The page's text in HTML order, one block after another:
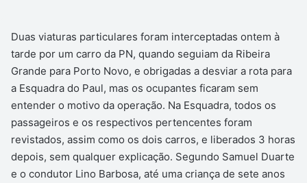
Duas viaturas particulares foram interceptadas ontem à
tarde por um carro da PN, quando seguiam da Ribeira
Grande para Porto Novo, e obrigadas a desviar a rota para
a Esquadra do Paul, mas os ocupantes ficaram sem
entender o motivo da operação. Na Esquadra, todos os
passageiros e os respectivos pertencentes foram
revistados, assim como os dois carros, e liberados 3 horas
depois, sem qualquer explicação. Segundo Samuel Duarte
e o condutor Lino Barbosa, até uma criança de sete anos